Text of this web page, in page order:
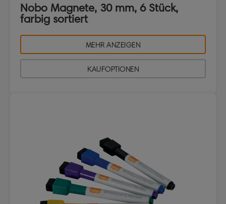
Nobo Magnete, 30 mm, 6 Stück,
farbig sortiert
MEHR ANZEIGEN
KAUFOPTIONEN